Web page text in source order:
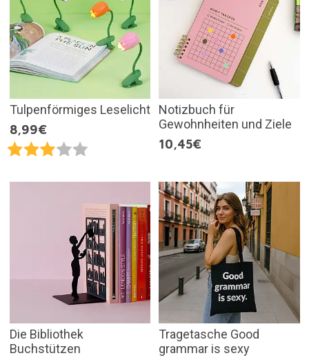
Tulpenförmiges Leselicht
8,99€
Notizbuch für
Gewohnheiten und Ziele
10,45€
Die Bibliothek
Buchstützen
Tragetasche Good
grammar is sexy